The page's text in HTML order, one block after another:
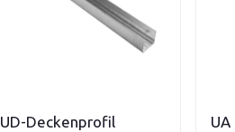
In den Warenkorb
UD-Deckenprofil